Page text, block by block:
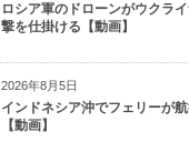
ロシア軍のドローンがウクラ
撃を仕掛ける【動画】
2026年8月5日
インドネシア沖でフェリーが
【動画】